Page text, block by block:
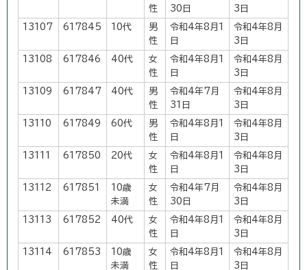
性
30日
3日
13107 617845 10代
男
性
令和4年8月1
日
令和4年8月
3日
13108 617846 40代
女
性
令和4年8月1
日
令和4年8月
3日
13109 617847 40代
男
性
令和4年7月
31日
令和4年8月
3日
13110 617849 60代
男
性
令和4年8月1
日
令和4年8月
3日
13111 617850 20代
女
性
令和4年8月1
日
令和4年8月
3日
13112 617851
10歳
未満
女
性
令和4年7月
30日
令和4年8月
3日
13113 617852 40代
女
性
令和4年8月1
日
令和4年8月
3日
13114 617853
10歳
未満
女
性
令和4年8月1
日
令和4年8月
3日